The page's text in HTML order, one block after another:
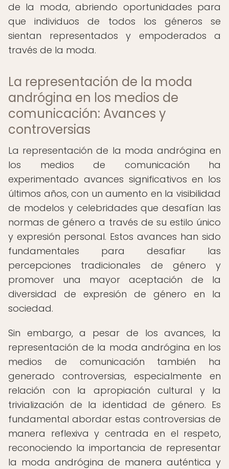
de la moda, abriendo oportunidades para
que individuos de todos los géneros se
sientan representados y empoderados a
través de la moda.
La representación de la moda
andrógina en los medios de
comunicación: Avances y
controversias
La representación de la moda andrógina en
los medios de comunicación ha
experimentado avances significativos en los
últimos años, con un aumento en la visibilidad
de modelos y celebridades que desafían las
normas de género a través de su estilo único
y expresión personal. Estos avances han sido
fundamentales para desafiar las
percepciones tradicionales de género y
promover una mayor aceptación de la
diversidad de expresión de género en la
sociedad.
Sin embargo, a pesar de los avances, la
representación de la moda andrógina en los
medios de comunicación también ha
generado controversias, especialmente en
relación con la apropiación cultural y la
trivialización de la identidad de género. Es
fundamental abordar estas controversias de
manera reflexiva y centrada en el respeto,
reconociendo la importancia de representar
la moda andrógina de manera auténtica y